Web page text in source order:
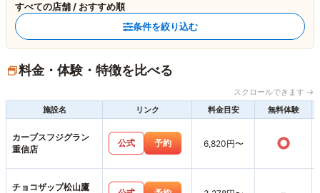
すべての店舗 / おすすめ順
条件を絞り込む
料金・体験・特徴を比べる
スクロールできます →
施設名
リンク 料金目安 無料体験
カーブスフジグラン
重信店
公式 予約 6,820円〜 ○
チョコザップ松山鷹